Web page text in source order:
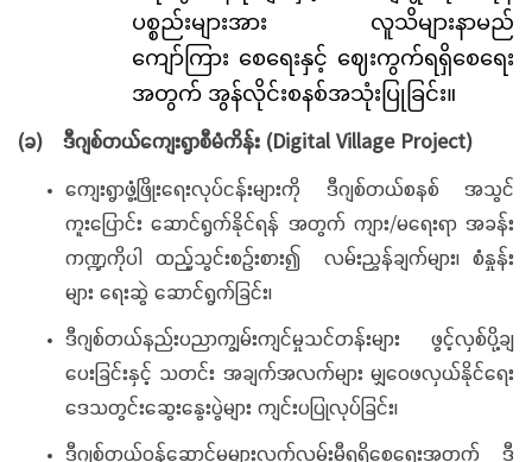
ပစ္စည်းများအား လူသိများနာမည်
ကျော်ကြား စေရေးနှင့် ဈေးကွက်ရရှိစေရေး
အတွက် အွန်လိုင်းစနစ်အသုံးပြုခြင်း။
(ခ) ဒီဂျစ်တယ်ကျေးရွာစီမံကိန်း (Digital Village Project)
ကျေးရွာဖွံ့ဖြိုးရေးလုပ်ငန်းများကို ဒီဂျစ်တယ်စနစ် အသွင်
ကူးပြောင်း ဆောင်ရွက်နိုင်ရန် အတွက် ကျား/မရေးရာ အခန်း
ကဏ္ဍကိုပါ ထည့်သွင်းစဉ်းစား၍ လမ်းညွှန်ချက်များ၊ စံနှုန်း
များ ရေးဆွဲ ဆောင်ရွက်ခြင်း၊
ဒီဂျစ်တယ်နည်းပညာကျွမ်းကျင်မှုသင်တန်းများ ဖွင့်လှစ်ပို့ချ
ပေးခြင်းနှင့် သတင်း အချက်အလက်များ မျှဝေဖလှယ်နိုင်ရေး
ဒေသတွင်းဆွေးနွေးပွဲများ ကျင်းပပြုလုပ်ခြင်း၊
ဒီဂျစ်တယ်ဝန်ဆောင်မှုများလက်လှမ်းမီရရှိစေရေးအတွက် ဒီ